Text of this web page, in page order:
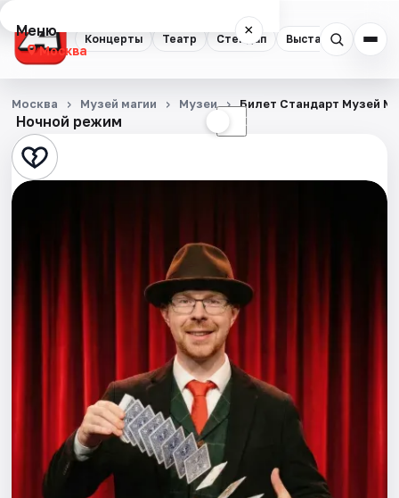
Концерты Театр Стендап Выставки
Меню ×
Москва
Концерты
Театр
Стендап
Города
Ночной режим ☾
Москва Музей магии Музеи Билет Стандарт Музей